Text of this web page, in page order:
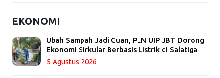
EKONOMI
Ubah Sampah Jadi Cuan, PLN UIP JBT Dorong
Ekonomi Sirkular Berbasis Listrik di Salatiga
5 Agustus 2026